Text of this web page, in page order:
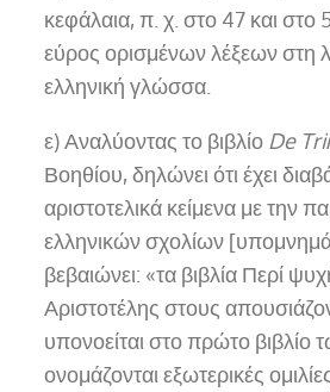
κεφάλαια, π. χ. στο 47 και στο
εύρος ορισμένων λέξεων στη
ελληνική γλώσσα.
ε) Αναλύοντας το βιβλίο De
Βοηθίου, δηλώνει ότι έχει
αριστοτελικά κείμενα με την
ελληνικών σχολίων
βεβαιώνει: «τα βιβλία Περί
Αριστοτέλης στους
υπονοείται στο πρώτο
ονομάζονται εξωτερικές